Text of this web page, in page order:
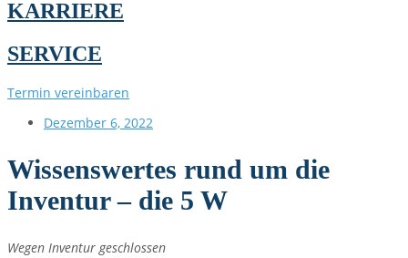
KARRIERE
SERVICE
Termin vereinbaren
Dezember 6, 2022
Wissenswertes rund um die
Inventur – die 5 W
Wegen Inventur geschlossen